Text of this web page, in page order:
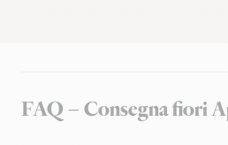
FAQ – Consegna fiori